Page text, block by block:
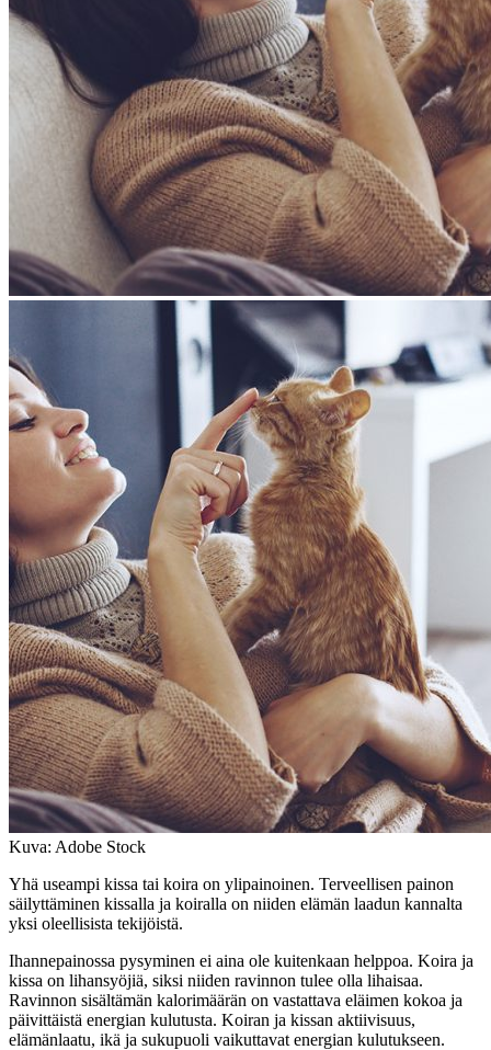
Kuva: Adobe Stock
Yhä useampi kissa tai koira on ylipainoinen. Terveellisen painon
säilyttäminen kissalla ja koiralla on niiden elämän laadun kannalta
yksi oleellisista tekijöistä.
Ihannepainossa pysyminen ei aina ole kuitenkaan helppoa. Koira ja
kissa on lihansyöjiä, siksi niiden ravinnon tulee olla lihaisaa.
Ravinnon sisältämän kalorimäärän on vastattava eläimen kokoa ja
päivittäistä energian kulutusta. Koiran ja kissan aktiivisuus,
elämänlaatu, ikä ja sukupuoli vaikuttavat energian kulutukseen.